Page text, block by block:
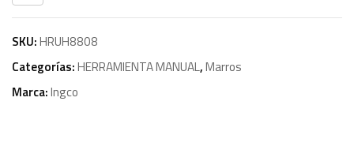
SKU:HRUH8808
Categorías:HERRAMIENTA MANUAL,Marros
Marca:Ingco